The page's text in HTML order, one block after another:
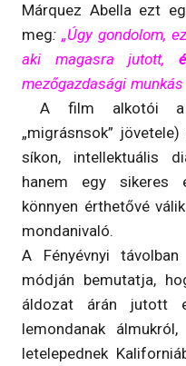
Márquez Abella ezt
meg: „Úgy gondolom,
aki magasra jutott,
mezőgazdasági
A film alkotói a
„migrásnsok”
síkon, intellektuális
hanem egy sikeres
könnyen érthetővé
mondanivaló.
A Fényévnyi
módján bemutatja,
áldozat árán jutott
lemondanak
letelepednek